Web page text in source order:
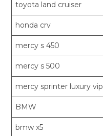
toyota land cruiser
honda crv
mercy s 450
mercy s 500
mercy sprinter luxury vip
BMW
bmw x5